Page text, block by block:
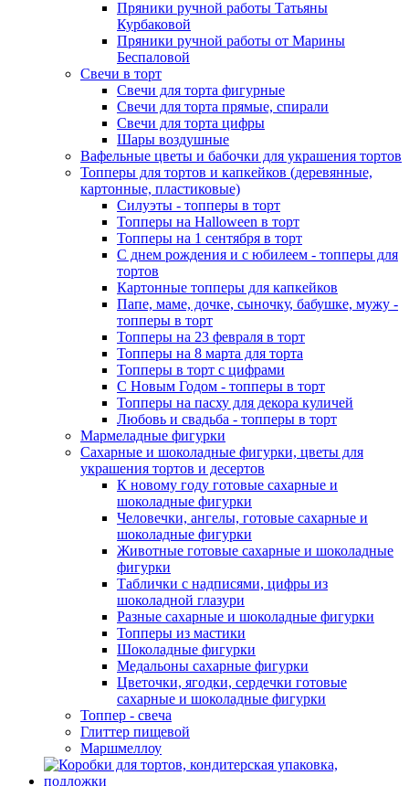
Пряники ручной работы Татьяны
Курбаковой
Пряники ручной работы от Марины
Беспаловой
Свечи в торт
Свечи для торта фигурные
Свечи для торта прямые, спирали
Свечи для торта цифры
Шары воздушные
Вафельные цветы и бабочки для украшения тортов
Топперы для тортов и капкейков (деревянные,
картонные, пластиковые)
Силуэты - топперы в торт
Топперы на Halloween в торт
Топперы на 1 сентября в торт
С днем рождения и с юбилеем - топперы для
тортов
Картонные топперы для капкейков
Папе, маме, дочке, сыночку, бабушке, мужу -
топперы в торт
Топперы на 23 февраля в торт
Топперы на 8 марта для торта
Топперы в торт с цифрами
С Новым Годом - топперы в торт
Топперы на пасху для декора куличей
Любовь и свадьба - топперы в торт
Мармеладные фигурки
Сахарные и шоколадные фигурки, цветы для
украшения тортов и десертов
К новому году готовые сахарные и
шоколадные фигурки
Человечки, ангелы, готовые сахарные и
шоколадные фигурки
Животные готовые сахарные и шоколадные
фигурки
Таблички с надписями, цифры из
шоколадной глазури
Разные сахарные и шоколадные фигурки
Топперы из мастики
Шоколадные фигурки
Медальоны сахарные фигурки
Цветочки, ягодки, сердечки готовые
сахарные и шоколадные фигурки
Топпер - свеча
Глиттер пищевой
Маршмеллоу